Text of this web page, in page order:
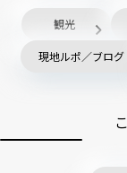
観光
現地ルポ／ブログ